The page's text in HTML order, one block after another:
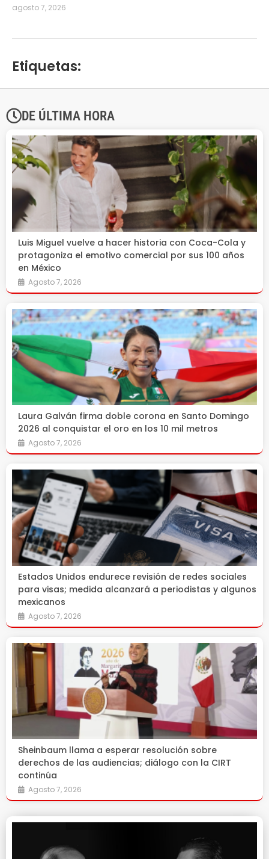
agosto 7, 2026
Etiquetas:
DE ÚLTIMA HORA
Luis Miguel vuelve a hacer historia con Coca-Cola y
protagoniza el emotivo comercial por sus 100 años
en México
Agosto 7, 2026
Laura Galván firma doble corona en Santo Domingo
2026 al conquistar el oro en los 10 mil metros
Agosto 7, 2026
Estados Unidos endurece revisión de redes sociales
para visas; medida alcanzará a periodistas y algunos
mexicanos
Agosto 7, 2026
Sheinbaum llama a esperar resolución sobre
derechos de las audiencias; diálogo con la CIRT
continúa
Agosto 7, 2026